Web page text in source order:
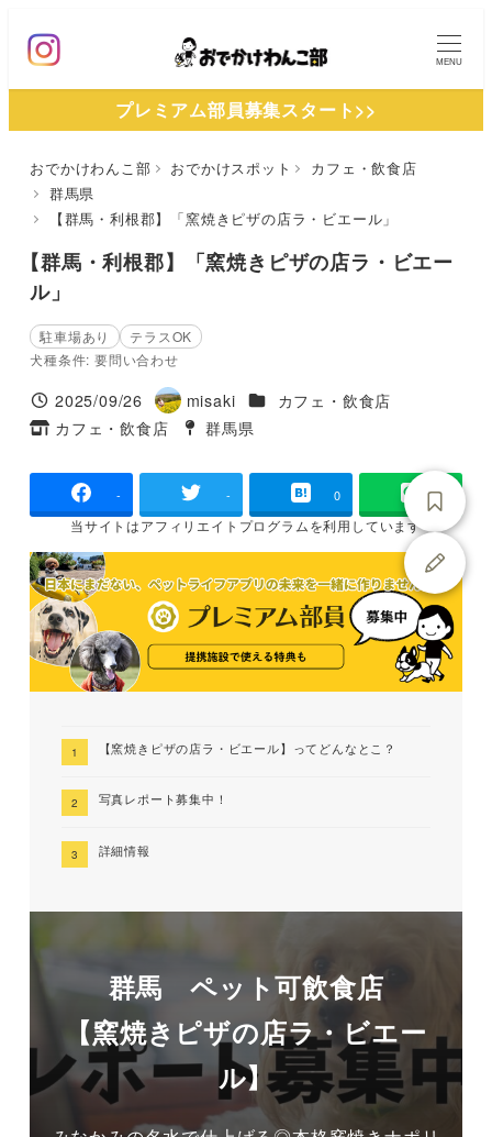
ン
MENU
プレミアム部員募集スタート>>
おでかけわんこ部 おでかけスポット
カフェ・飲食店
群馬県
【群馬・利根郡】「窯焼きピザの店ラ・ビエール」
【群馬・利根郡】「窯焼きピザの店ラ・ビエー
ル」
駐車場あり
テラスOK
犬種条件: 要問い合わせ
投稿日
2025/09/26
著
者
misaki 施設ジャンル
カフェ・飲食店
タグ
カフェ・飲食店
タグ
群馬県
- - 0
当サイトはアフィリエイトプログラムを利用しています
【窯焼きピザの店ラ・ビエール】ってどんなとこ？
写真レポート募集中！
詳細情報
群馬 ペット可飲食店
【窯焼きピザの店ラ・ビエー
ル】